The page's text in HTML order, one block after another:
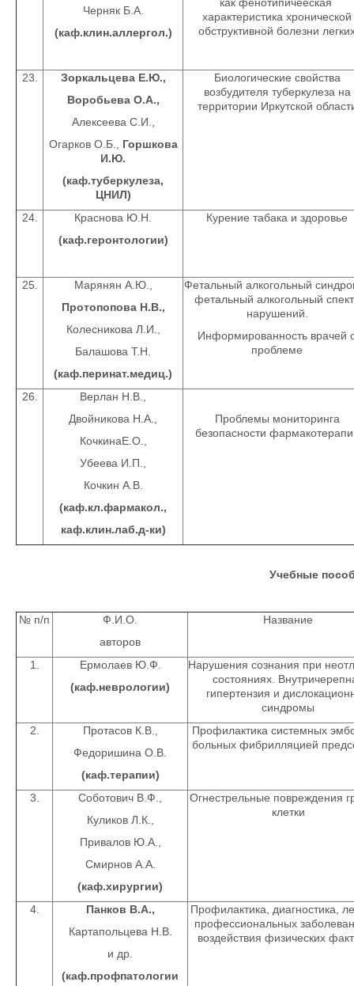
Черняк Б.А.
(каф.клин.аллергол.)
как фенотипичееская
характеристика хронической
обструктивной болезни
23.
Зоркальцева Е.Ю.,
Воробьева О.А.,
Алексеева С.И.,
Огарков О.Б., Горшкова
И.Ю.
(каф.туберкулеза,
ЦНИЛ)
Биологические свойства
возбудителя туберкулеза на
территории Иркутской
24.
Краснова Ю.Н.
(каф.геронтологии)
Курение табака и здоровье
25.
Марянян А.Ю.,
Протопопова Н.В.,
Колесникова Л.И.,
Балашова Т.Н.
(каф.перинат.медиц.)
Фетальный алкогольный
фетальный алкогольный
нарушений.
Информированность врачей
проблеме
26.
Верлан Н.В.,
Двойникова Н.А.,
КочкинаЕ.О.,
Убеева И.П.,
Кочкин А.В.
(каф.кл.фармакол.,
каф.клин.лаб.д-ки)
Проблемы мониторинга
безопасности
Учебные
№ п/п
Ф.И.О.
авторов
Название
1.
Ермолаев Ю.Ф.
(каф.неврологии)
Нарушения сознания при
состояниях.
гипертензия и
синдромы
2.
Протасов К.В.,
Федоришина О.В.
(каф.терапии)
Профилактика системных
больных фибрилляцией
3.
Соботович В.Ф.,
Куликов Л.К.,
Привалов Ю.А.,
Смирнов А.А.
(каф.хирургии)
Огнестрельные повреждения
клетки
4.
Панков В.А.,
Картапольцева Н.В.
и др.
(каф.профпатологии
Профилактика, диагностика,
профессиональных
воздействия физических